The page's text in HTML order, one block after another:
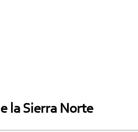
la Sierra Norte